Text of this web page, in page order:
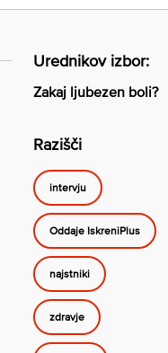
Urednikov izbor:
Zakaj ljubezen boli?
Razišči
intervju
Oddaje IskreniPlus
najstniki
zdravje